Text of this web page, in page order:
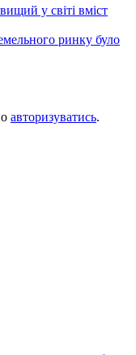
у світі вміст
ринку було
авторизуватись.